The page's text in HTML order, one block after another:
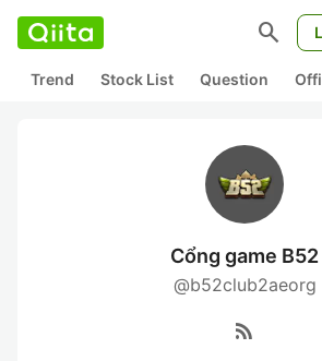
search
Trend Stock List Question
Cổng game B52
@b52club2aeorg
rss_feed